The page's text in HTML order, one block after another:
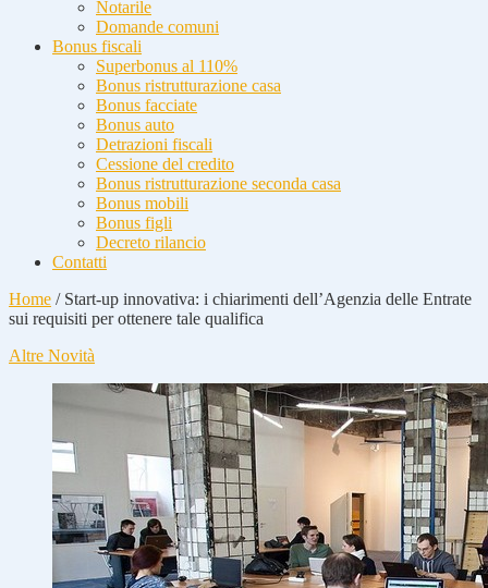
Notarile
Domande comuni
Bonus fiscali
Superbonus al 110%
Bonus ristrutturazione casa
Bonus facciate
Bonus auto
Detrazioni fiscali
Cessione del credito
Bonus ristrutturazione seconda casa
Bonus mobili
Bonus figli
Decreto rilancio
Contatti
Home / Start-up innovativa: i chiarimenti dell’Agenzia delle Entrate
sui requisiti per ottenere tale qualifica
Altre Novità